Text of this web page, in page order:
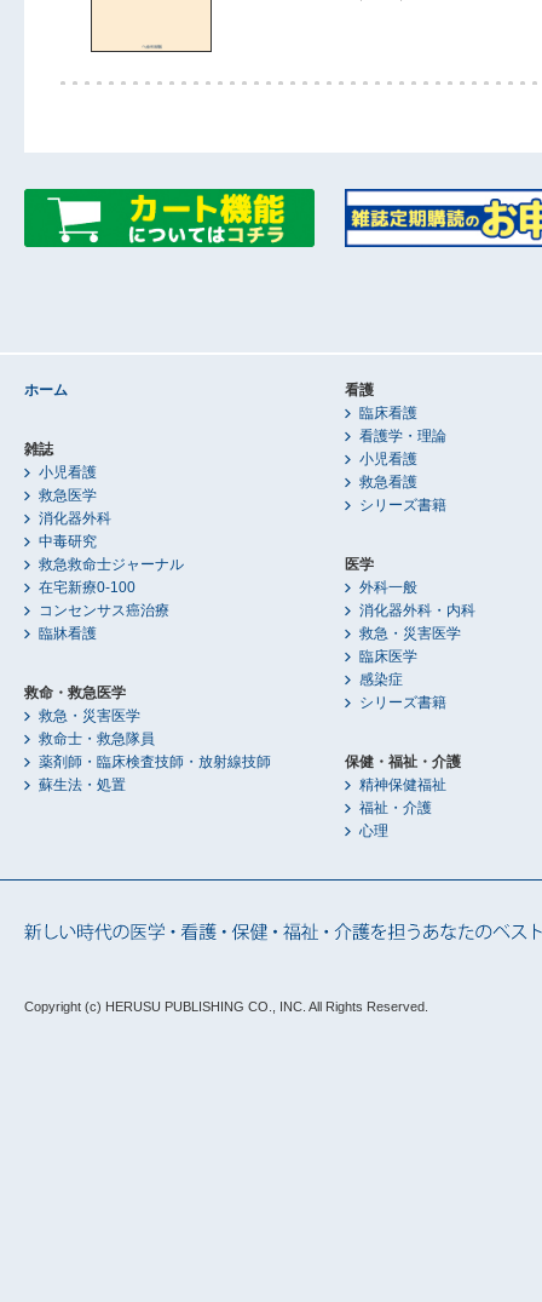
ホーム
雑誌
小児看護
救急医学
消化器外科
中毒研究
救急救命士ジャーナル
在宅新療0-100
コンセンサス癌治療
臨牀看護
救命・救急医学
救急・災害医学
救命士・救急隊員
薬剤師・臨床検査技師・放射線技師
蘇生法・処置
看護
臨床看護
看護学・理論
小児看護
救急看護
シリーズ書籍
医学
外科一般
消化器外科・内科
救急・災害医学
臨床医学
感染症
シリーズ書籍
保健・福祉・介護
精神保健福祉
福祉・介護
心理
Copyright (c) HERUSU PUBLISHING CO., INC. All Rights Reserved.